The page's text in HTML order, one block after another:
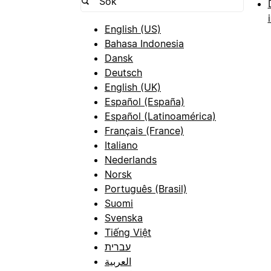
English (US)
Bahasa Indonesia
Dansk
Deutsch
English (UK)
Español (España)
Español (Latinoamérica)
Français (France)
Italiano
Nederlands
Norsk
Português (Brasil)
Suomi
Svenska
Tiếng Việt
עברית
العربية